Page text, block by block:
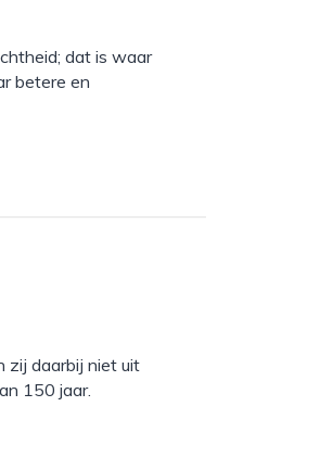
dat is waar
betere en
zij daarbij niet uit
150 jaar.